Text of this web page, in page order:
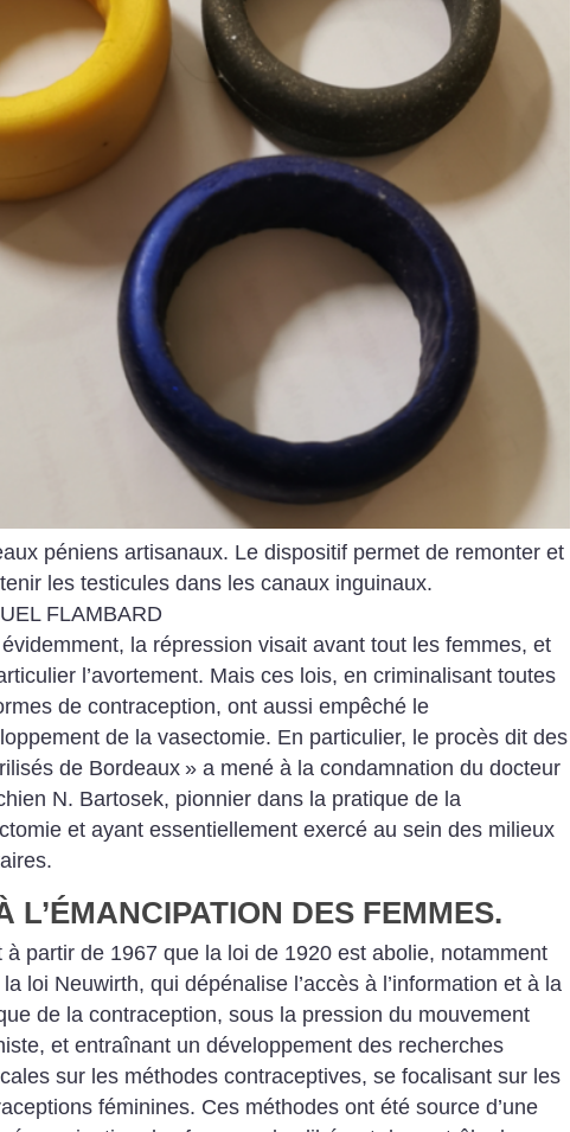
péniens artisanaux. Le dispositif permet de remonter et
les testicules dans les canaux inguinaux.
FLAMBARD
la répression visait avant tout les femmes, et
l’avortement. Mais ces lois, en criminalisant toutes
de contraception, ont aussi empêché le
de la vasectomie. En particulier, le procès dit des
de Bordeaux » a mené à la condamnation du docteur
N. Bartosek, pionnier dans la pratique de la
et ayant essentiellement exercé au sein des milieux
L’ÉMANCIPATION DES FEMMES.
à partir de 1967 que la loi de 1920 est abolie, notamment
loi Neuwirth, qui dépénalise l’accès à l’information et à la
de la contraception, sous la pression du mouvement
et entraînant un développement des recherches
sur les méthodes contraceptives, se focalisant sur les
féminines. Ces méthodes ont été source d’une